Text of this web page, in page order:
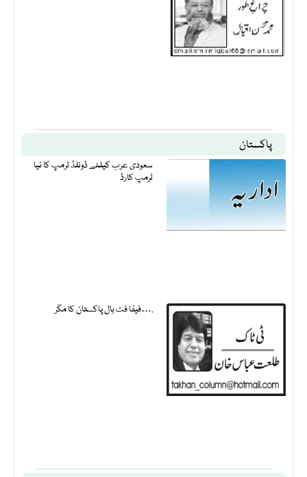
پاکستان
سعودی عرب کیلئے ڈونلڈ ٹرمپ کا نیا
ٹرمپ کارڈ
فیفا فٹ بال پاکستان کا مگر….